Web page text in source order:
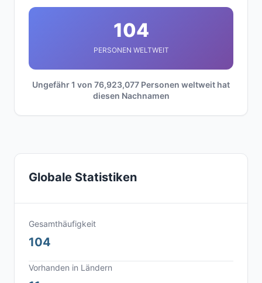
104
PERSONEN WELTWEIT
Ungefähr 1 von 76,923,077 Personen weltweit hat
diesen Nachnamen
Globale Statistiken
Gesamthäufigkeit
104
Vorhanden in Ländern